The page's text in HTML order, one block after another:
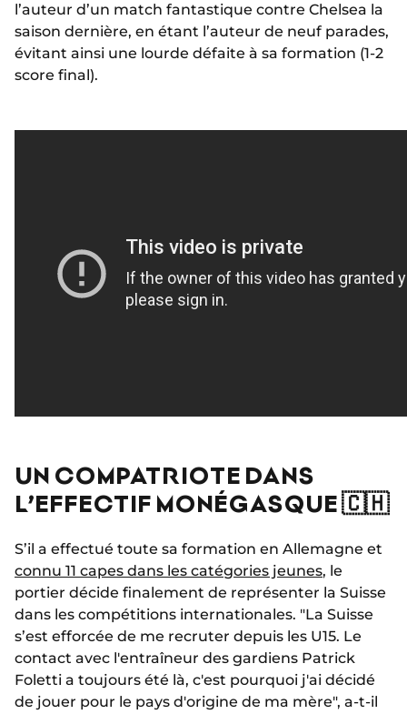
l’auteur d’un match fantastique contre Chelsea la
saison dernière, en étant l’auteur de neuf parades,
évitant ainsi une lourde défaite à sa formation (1-2
score final).
UN COMPATRIOTE DANS
L’EFFECTIF MONÉGASQUE 🇨🇭
S’il a effectué toute sa formation en Allemagne et
connu 11 capes dans les catégories jeunes, le
portier décide finalement de représenter la Suisse
dans les compétitions internationales. "La Suisse
s’est efforcée de me recruter depuis les U15. Le
contact avec l'entraîneur des gardiens Patrick
Foletti a toujours été là, c'est pourquoi j'ai décidé
de jouer pour le pays d'origine de ma mère", a-t-il